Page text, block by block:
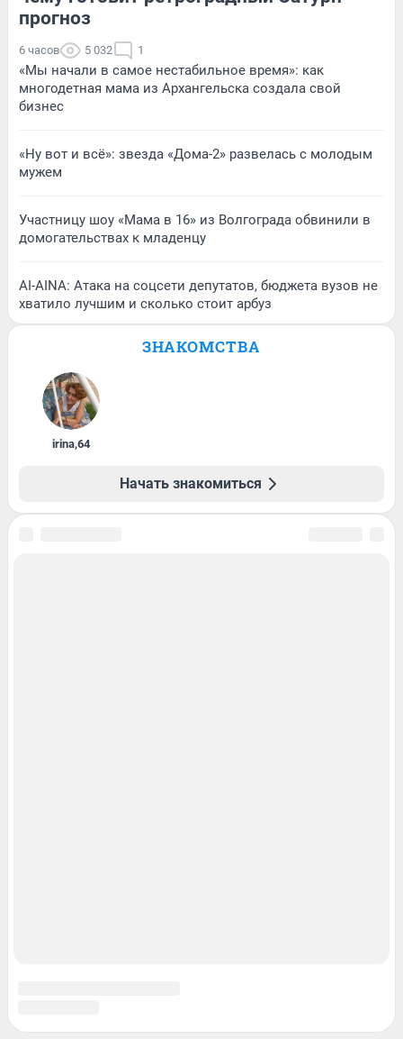
прогноз
6 часов 5 032 1
«Мы начали в самое нестабильное время»: как
многодетная мама из Архангельска создала свой
бизнес
«Ну вот и всё»: звезда «Дома-2» развелась с молодым
мужем
Участницу шоу «Мама в 16» из Волгограда обвинили в
домогательствах к младенцу
AI-AINA: Атака на соцсети депутатов, бюджета вузов не
хватило лучшим и сколько стоит арбуз
ЗНАКОМСТВА
irina,64
Начать знакомиться